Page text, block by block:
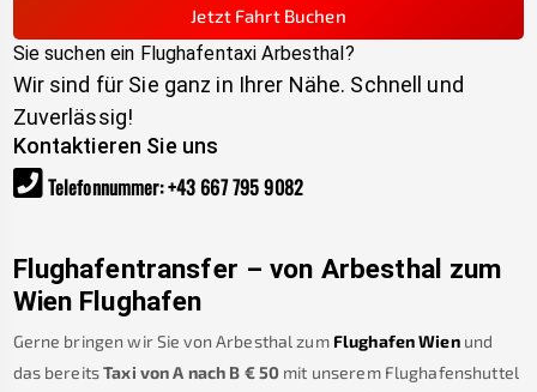
Jetzt Fahrt Buchen
Sie suchen ein Flughafentaxi Arbesthal?
Wir sind für Sie ganz in Ihrer Nähe. Schnell und
Zuverlässig!
Kontaktieren Sie uns
Telefonnummer:+43 667 795 9082
Flughafentransfer – von Arbesthal zum
Wien Flughafen
Gerne bringen wir Sie von Arbesthal zum Flughafen Wien und
das bereitsTaxi von A nach B €50 mit unserem Flughafenshuttel